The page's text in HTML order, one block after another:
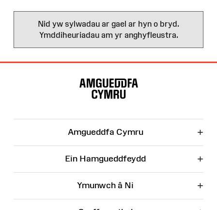
Nid yw sylwadau ar gael ar hyn o bryd.
Ymddiheuriadau am yr anghyfleustra.
Amgueddfa Cymru +
Ein Hamgueddfeydd +
Ymunwch â Ni +